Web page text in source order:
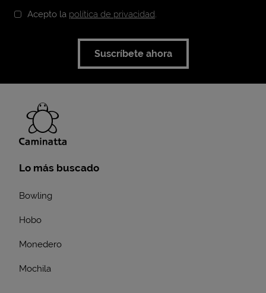
Acepto la política de privacidad.
Suscríbete ahora
Lo más buscado
Bowling
Hobo
Monedero
Mochila